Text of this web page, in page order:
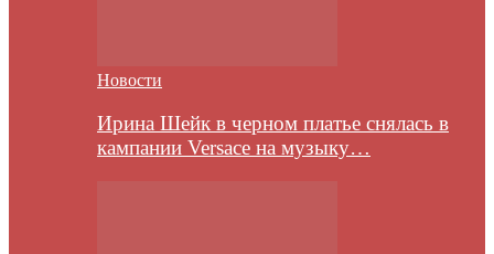
Новости
Ирина Шейк в черном платье снялась в
кампании Versace на музыку…